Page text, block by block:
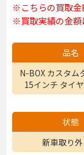
※こちらの買取金
※買取実績の金額
品名
N-BOX カスタム
15インチ タイ
状態
新車取り